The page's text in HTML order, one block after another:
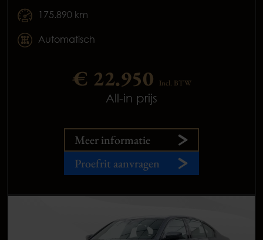
175.890 km
Automatisch
€ 22.950 Incl. BTW
All-in prijs
Meer informatie
Proefrit aanvragen